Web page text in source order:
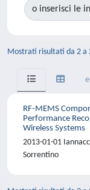
o inserisci le
Mostrati risultati da 2 a
RF-MEMS
Performance
Wireless Systems
2013-01-01
Sorrentino